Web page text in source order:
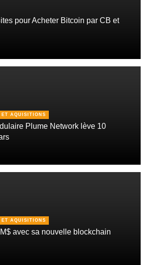
pour Acheter Bitcoin par CB et
ET AQUISITIONS
Plume Network lève 10
ET AQUISITIONS
avec sa nouvelle blockchain